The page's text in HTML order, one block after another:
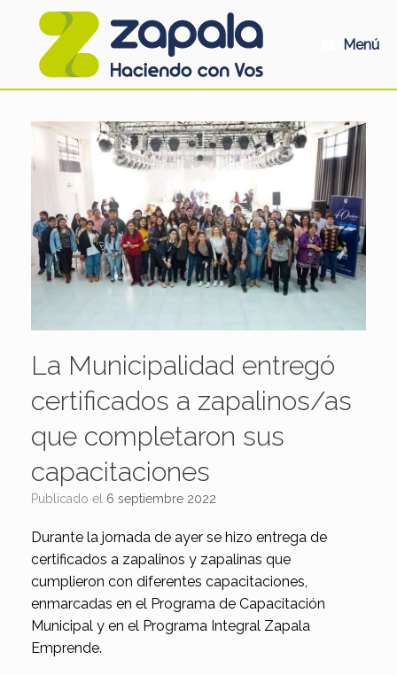
Menú
La Municipalidad entregó
certificados a zapalinos/as
que completaron sus
capacitaciones
Publicado el 6 septiembre 2022
Durante la jornada de ayer se hizo entrega de
certificados a zapalinos y zapalinas que
cumplieron con diferentes capacitaciones,
enmarcadas en el Programa de Capacitación
Municipal y en el Programa Integral Zapala
Emprende.